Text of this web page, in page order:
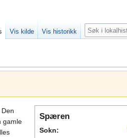
Spæren
Sokn:
Den
gamle
Vis kilde Vis historikk Søk